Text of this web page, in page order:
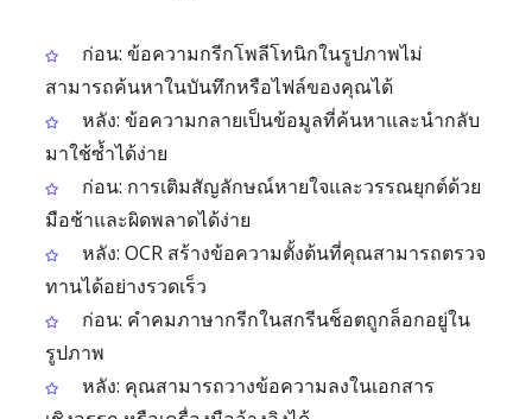
ก่อน: ข้อความกรีกโพลีโทนิกในรูปภาพไม่
สามารถค้นหาในบันทึกหรือไฟล์ของคุณได้
หลัง: ข้อความกลายเป็นข้อมูลที่ค้นหาและนำกลับ
มาใช้ซ้ำได้ง่าย
ก่อน: การเติมสัญลักษณ์หายใจและวรรณยุกต์ด้วย
มือช้าและผิดพลาดได้ง่าย
หลัง: OCR สร้างข้อความตั้งต้นที่คุณสามารถตรวจ
ทานได้อย่างรวดเร็ว
ก่อน: คำคมภาษากรีกในสกรีนช็อตถูกล็อกอยู่ใน
รูปภาพ
หลัง: คุณสามารถวางข้อความลงในเอกสาร